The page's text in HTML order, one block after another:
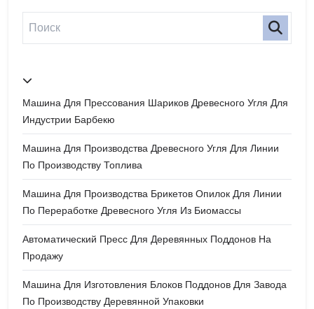
Машина Для Прессования Шариков Древесного Угля Для
Индустрии Барбекю
Машина Для Производства Древесного Угля Для Линии
По Производству Топлива
Машина Для Производства Брикетов Опилок Для Линии
По Переработке Древесного Угля Из Биомассы
Автоматический Пресс Для Деревянных Поддонов На
Продажу
Машина Для Изготовления Блоков Поддонов Для Завода
По Производству Деревянной Упаковки